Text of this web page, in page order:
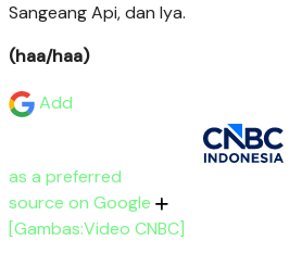
Sangeang Api, dan Iya.
(haa/haa)
Add
as a preferred
source on Google
[Gambas:Video CNBC]